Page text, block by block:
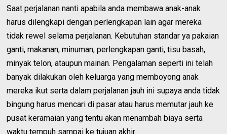
Saat perjalanan nanti apabila anda membawa anak-anak
harus dilengkapi dengan perlengkapan lain agar mereka
tidak rewel selama perjalanan. Kebutuhan standar ya pakaian
ganti, makanan, minuman, perlengkapan ganti, tisu basah,
minyak telon, ataupun mainan. Pengalaman seperti ini telah
banyak dilakukan oleh keluarga yang memboyong anak
mereka ikut serta dalam perjalanan jauh ini supaya anda tidak
bingung harus mencari di pasar atau harus memutar jauh ke
pusat keramaian yang tentu akan menambah biaya serta
waktu tempuh sampai ke tujuan akhir.